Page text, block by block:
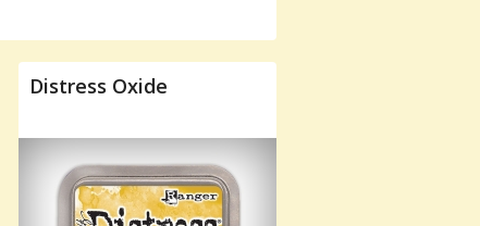
Distress Oxide